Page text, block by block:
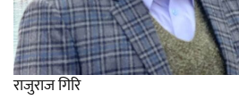
राजुराज गिरि